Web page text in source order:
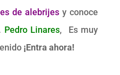
de alebrijes y conoce
Pedro Linares, Es muy
¡Entra ahora!